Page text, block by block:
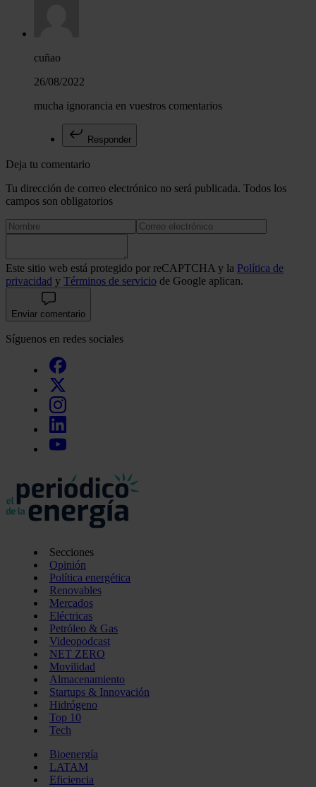
cuñao
26/08/2022
mucha ignorancia en vuestros comentarios
Responder
Deja tu comentario
Tu dirección de correo electrónico no será publicada. Todos los
campos son obligatorios
Este sitio web está protegido por reCAPTCHA y la Política de
privacidad y Términos de servicio de Google aplican.
Enviar comentario
Síguenos en redes sociales
Secciones
Opinión
Política energética
Renovables
Mercados
Eléctricas
Petróleo & Gas
Videopodcast
NET ZERO
Movilidad
Almacenamiento
Startups & Innovación
Hidrógeno
Top 10
Tech
Bioenergía
LATAM
Eficiencia